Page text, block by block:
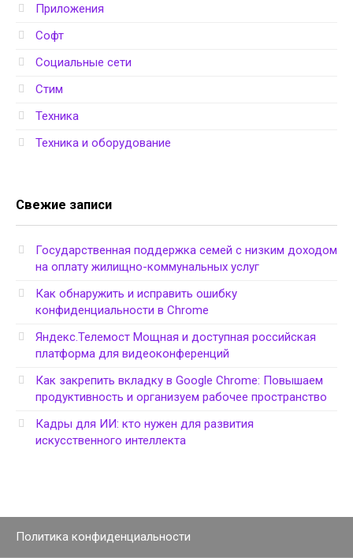
Приложения
Софт
Социальные сети
Стим
Техника
Техника и оборудование
Свежие записи
Государственная поддержка семей с низким доходом
на оплату жилищно-коммунальных услуг
Как обнаружить и исправить ошибку
конфиденциальности в Chrome
Яндекс.Телемост Мощная и доступная российская
платформа для видеоконференций
Как закрепить вкладку в Google Chrome: Повышаем
продуктивность и организуем рабочее пространство
Кадры для ИИ: кто нужен для развития
искусственного интеллекта
Политика конфиденциальности